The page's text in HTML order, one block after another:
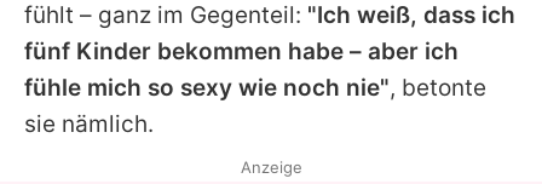
fühlt – ganz im Gegenteil: "Ich weiß, dass ich
fünf Kinder bekommen habe – aber ich
fühle mich so sexy wie noch nie", betonte
sie nämlich.
Anzeige